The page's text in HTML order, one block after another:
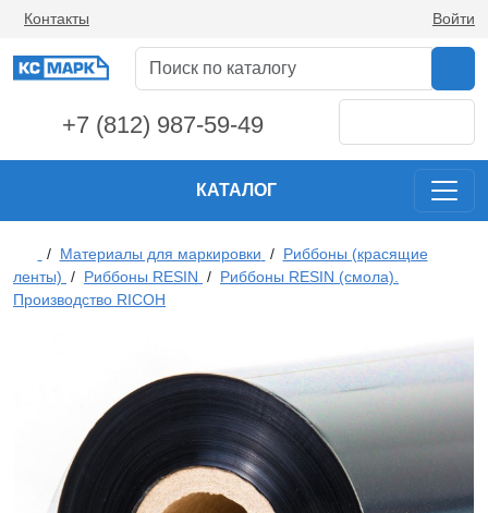
Контакты Войти
+7 (812) 987-59-49
КАТАЛОГ
/ Материалы для маркировки / Риббоны (красящие
ленты) / Риббоны RESIN / Риббоны RESIN (смола).
Производство RICOH